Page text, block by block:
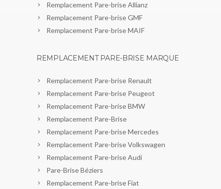
Remplacement Pare-brise Allianz
Remplacement Pare-brise GMF
Remplacement Pare-brise MAIF
REMPLACEMENT PARE-BRISE MARQUE
Remplacement Pare-brise Renault
Remplacement Pare-brise Peugeot
Remplacement Pare-brise BMW
Remplacement Pare-Brise
Remplacement Pare-brise Mercedes
Remplacement Pare-brise Volkswagen
Remplacement Pare-brise Audi
Pare-Brise Béziers
Remplacement Pare-brise Fiat